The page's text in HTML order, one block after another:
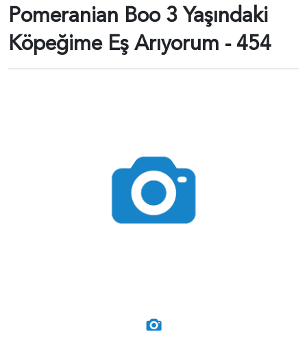
Pomeranian Boo 3 Yaşındaki
Köpeğime Eş Arıyorum - 454